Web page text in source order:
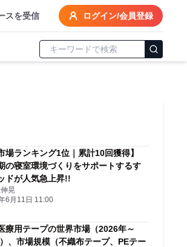
スを受信 ログイン/会員登録
場ランキング1位｜累計10回獲得】
の寝室環境づくりをサポートするす
ドが人気急上昇!!
晃
6月11日 11:00
療用テープの世界市場（2026年～
、市場規模（不織布テープ、PEテー